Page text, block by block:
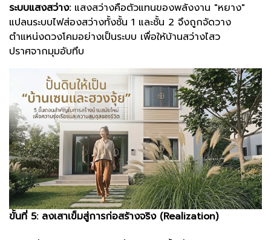
ระบบแสงสว่าง:แสงสว่างคือตัวแทนของพลังงาน "หยาง"
แปลนระบบไฟส่องสว่างทั้งชั้น 1 และชั้น 2 จึงถูกจัดวาง
ตำแหน่งดวงโคมอย่างเป็นระบบ เพื่อให้บ้านสว่างไสว
ปราศจากมุมอับทึบ
ขั้นที่ 5: ลงเสาเข็มสู่การก่อสร้างจริง (Realization)